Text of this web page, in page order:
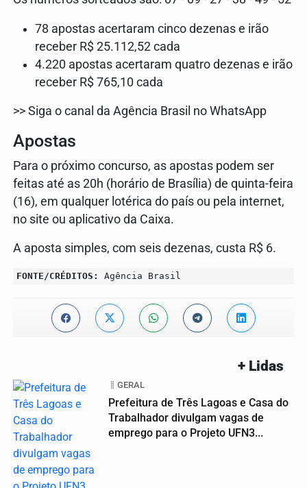
78 apostas acertaram cinco dezenas e irão
receber R$ 25.112,52 cada
4.220 apostas acertaram quatro dezenas e irão
receber R$ 765,10 cada
>> Siga o canal da Agência Brasil no WhatsApp
Apostas
Para o próximo concurso, as apostas podem ser
feitas até as 20h (horário de Brasília) de quinta-feira
(16), em qualquer lotérica do país ou pela internet,
no site ou aplicativo da Caixa.
A aposta simples, com seis dezenas, custa R$ 6.
FONTE/CRÉDITOS: Agência Brasil
+ Lidas
GERAL
Prefeitura de Três Lagoas e Casa do
Trabalhador divulgam vagas de
emprego para o Projeto UFN3...